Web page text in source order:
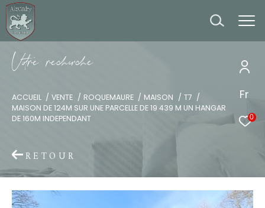
Fr
0
Vore recece
ACCUEIL VENTE ROQUEMAURE MAISON
T7
MAISON DE 124M SUR UNE PARCELLE DE 19 439 M UN HANGAR
DE 160M INDEPENDANT
RETOUR